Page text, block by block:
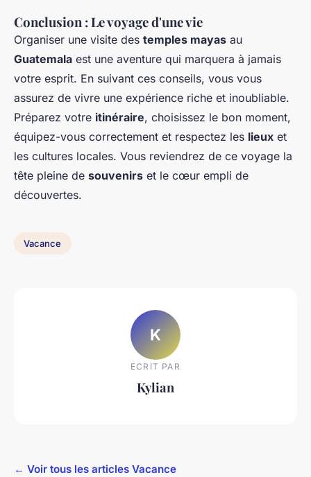
Conclusion : Le voyage d'une vie
Organiser une visite des temples mayas au
Guatemala est une aventure qui marquera à jamais
votre esprit. En suivant ces conseils, vous vous
assurez de vivre une expérience riche et inoubliable.
Préparez votre itinéraire, choisissez le bon moment,
équipez-vous correctement et respectez les lieux et
les cultures locales. Vous reviendrez de ce voyage la
tête pleine de souvenirs et le cœur empli de
découvertes.
Vacance
K
ECRIT PAR
Kylian
← Voir tous les articles Vacance